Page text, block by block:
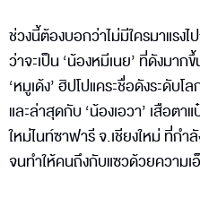
ช่วงนี้ต้องบอกว่าไม่มีใครมาแรง
ว่าจะเป็น ‘น้องหมีเนย’ ที่ดังมา
‘หมูเด้ง’ ฮิปโปแคระชื่อดังระดับ
และล่าสุดกับ ‘น้องเอวา’ เสือต
ใหม่ไนท์ซาฟารี จ.เชียงใหม่ ที่กำ
จนทำให้คนถึงกับแซวด้วยความเ